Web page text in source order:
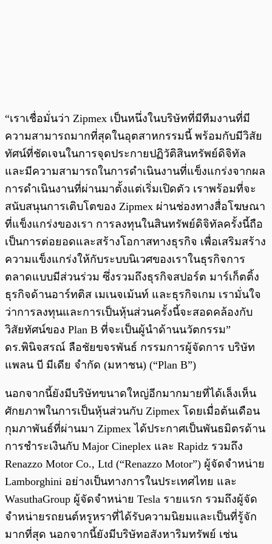
“เราเชื่อมั่นว่า Zipmex เป็นหนึ่งในบริษัทที่มีทีมงานที่มี
ความสามารถมากที่สุดในอุตสาหกรรมนี้ พร้อมกับมีวิสัย
ทัศน์ที่ชัดเจนในการจุดประกายปฏิวัติสินทรัพย์ดิจิทัล
และมีความสามารถในการดำเนินงานที่แข็งแกร่งจากผล
การดำเนินงานที่ผ่านมาตั้งแต่เริ่มเปิดตัว เราพร้อมที่จะ
สนับสนุนการเติบโตของ Zipmex ผ่านช่องทางสื่อโฆษณา
ที่แข็งแกร่งของเรา การลงทุนในสินทรัพย์ดิจิทัลครั้งนี้ถือ
เป็นการต่อยอดและสร้างโอกาสทางธุรกิจ เพื่อเสริมสร้าง
ความแข็งแกร่งให้กับระบบนิเวศของเราในธุรกิจการ
ตลาดแบบมีส่วนร่วม ซึ่งรวมถึงธุรกิจสปอร์ต มาร์เก็ตติ้ง
ธุรกิจด้านอาร์ทติส เมเนจเม้นท์ และธุรกิจเกม เรามั่นใจ
ว่าการลงทุนและการเป็นหุ้นส่วนครั้งนี้จะสอดคล้องกับ
วิสัยทัศน์ของ Plan B ที่จะเป็นผู้นำด้านนวัตกรรม”
ดร.พินิจสรณ์ ลือชัยขจรพันธ์ กรรมการผู้จัดการ บริษัท
แพลน บี มีเดีย จำกัด (มหาชน) (“Plan B”)
นอกจากนี้ยังมีบริษัทขนาดใหญ่อีกมากมายที่ได้เล็งเห็น
ศักยภาพในการเป็นหุ้นส่วนกับ Zipmex โดยเมื่อต้นเดือน
กุมภาพันธ์ที่ผ่านมา Zipmex ได้ประกาศเป็นพันธมิตรด้าน
การชำระเงินกับ Major Cineplex และ Rapidz รวมถึง
Renazzo Motor Co., Ltd (“Renazzo Motor”) ผู้จัดจำหน่าย
Lamborghini อย่างเป็นทางการในประเทศไทย และ
WasuthaGroup ผู้จัดจำหน่าย Tesla รายแรก รวมถึงผู้จัด
จำหน่ายรถยนต์หรูหราที่ได้รับความนิยมและเป็นที่รู้จัก
มากที่สุด นอกจากนี้ยังมีบริษัทอสังหาริมทรัพย์ เช่น